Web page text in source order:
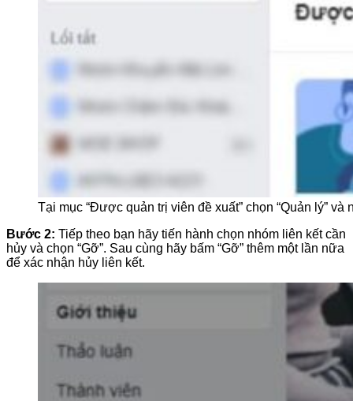
Tại mục “Được quản trị viên đề xuất” chọn “Quản lý” và
Bước 2: Tiếp theo bạn hãy tiến hành chọn nhóm liên kết cần
hủy và chọn “Gỡ”. Sau cùng hãy bấm “Gỡ” thêm một lần nữa
để xác nhận hủy liên kết.